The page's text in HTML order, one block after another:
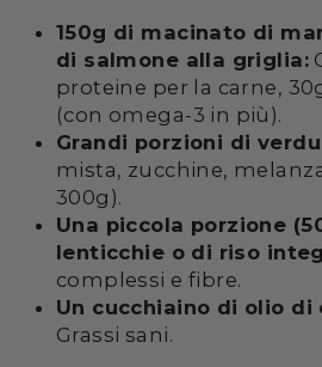
150g di macinato di
di salmone alla griglia:
proteine per la carne,
(con omega-3 in più).
Grandi porzioni di
mista, zucchine,
300g).
Una piccola porzione
lenticchie o di riso
complessi e fibre.
Un cucchiaino di olio di
Grassi sani.